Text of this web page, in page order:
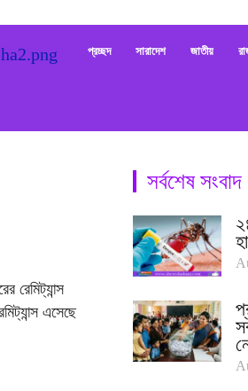
Sheershabani
প্রচ্ছদ সারাদেশ জাতীয়
রেমিট্যান্স
এসেছে
সর্বশেষ সংবাদ